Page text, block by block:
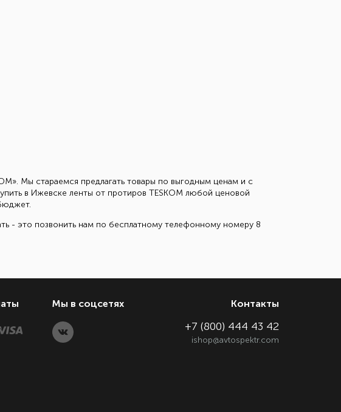
Мы стараемся предлагать товары по выгодным ценам и с
в Ижевске ленты от протиров TESKOM любой ценовой
- это позвонить нам по бесплатному телефонному номеру 8
Мы в соцсетях Контакты
+7 (800) 444 43 42
ishop@avtospektr.com